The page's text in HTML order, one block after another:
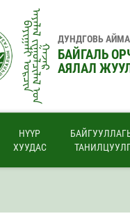
ᠪᠠᠶᠢᠭᠠᠯᠢ ᠣᠷᠴᠢᠨᠠᠶᠠᠯᠠᠯ ᠵᠢᠭᠤᠯᠴᠢᠯᠠᠯ ᠤ᠋ᠨᠭᠠᠵᠠᠷ
ДУНДГОВЬ
БАЙГАЛЬ
АЯЛАЛ
НҮҮР
ХУУДАС